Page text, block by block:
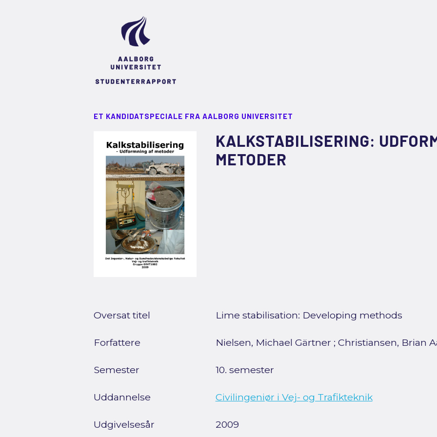
ET KANDIDATSPECIALE FRA AALBORG UNIVERSITET
KALKSTABILISERING:
METODER
Oversat titel Lime stabilisation: Developing methods
Forfattere Nielsen, Michael Gärtner ; Christiansen, Brian
Semester 10. semester
Uddannelse Civilingeniør i Vej- og Trafikteknik
Udgivelsesår 2009